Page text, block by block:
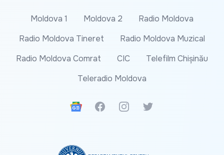
Moldova 1 Moldova 2
Radio Moldova
Radio Moldova Tineret
Radio Moldova Muzical
Radio Moldova Comrat
CIC
Telefilm Chișinău
Teleradio Moldova
Google News
FacebookInstagramTwitter